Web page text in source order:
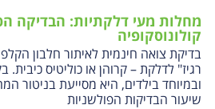
מחלות מעי דלקתיות: הבדיקה
קולונוסקופיה
בדיקת צואה חינמית לאיתור חלבון
רגיז" לדלקת – קרוהן או כוליטיס כיבית.
ובמיוחד בילדים, היא מסייעת בניטור
שיעור הבדיקות הפולשניות